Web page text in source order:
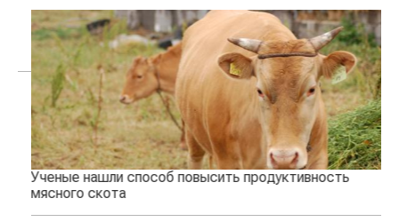
Ученые нашли способ повысить продуктивность
мясного скота